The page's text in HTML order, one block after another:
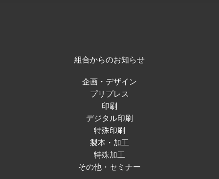
組合からのお知らせ
企画・デザイン
プリプレス
印刷
デジタル印刷
特殊印刷
製本・加工
特殊加工
その他・セミナー